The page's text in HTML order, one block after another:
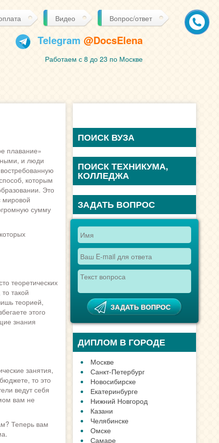
Видео Вопрос/ответ
Telegram @DocsElena
Работаем с 8 до 23 по Москве
плавание»
и люди
которым
Это
мировой
сумму
теоретических
такой
теорией,
этого
знания
занятия,
то это
ведут себя
вам не
Теперь вам
ПОИСК ВУЗА
ПОИСК ТЕХНИКУМА,
КОЛЛЕДЖА